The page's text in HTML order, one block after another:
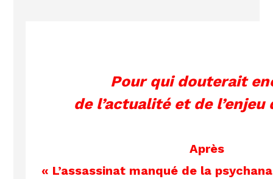
Pour qui douterait
de l’actualité et de l’enjeu
Après
« L’assassinat manqué de la